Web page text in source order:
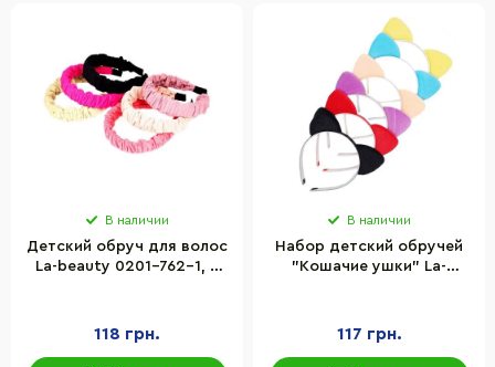
В наличии
Детский обруч для волос
La-beauty 0201-762-1, 6
118 грн.
В наличии
Набор детский обручей
"Кошачие ушки" La-
117 грн.